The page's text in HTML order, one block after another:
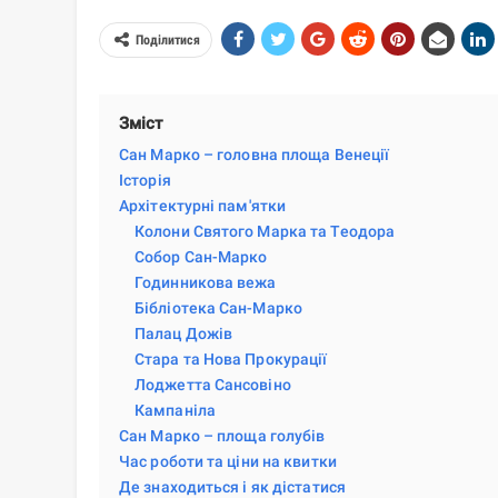
Поділитися
Зміст
Сан Марко – головна площа Венеції
Історія
Архітектурні пам'ятки
Колони Святого Марка та Теодора
Собор Сан-Марко
Годинникова вежа
Бібліотека Сан-Марко
Палац Дожів
Стара та Нова Прокурації
Лоджетта Сансовіно
Кампаніла
Сан Марко – площа голубів
Час роботи та ціни на квитки
Де знаходиться і як дістатися